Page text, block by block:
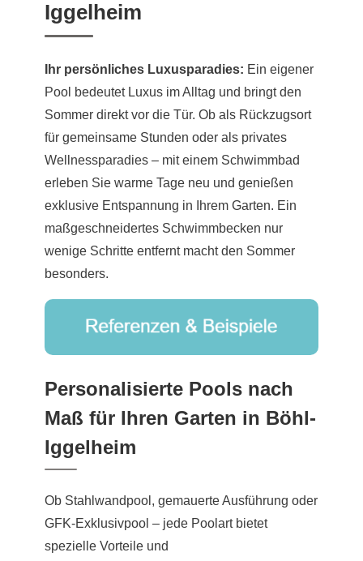
Iggelheim
Ihr persönliches Luxusparadies: Ein eigener
Pool bedeutet Luxus im Alltag und bringt den
Sommer direkt vor die Tür. Ob als Rückzugsort
für gemeinsame Stunden oder als privates
Wellnessparadies – mit einem Schwimmbad
erleben Sie warme Tage neu und genießen
exklusive Entspannung in Ihrem Garten. Ein
maßgeschneidertes Schwimmbecken nur
wenige Schritte entfernt macht den Sommer
besonders.
Personalisierte Pools nach
Maß für Ihren Garten in Böhl-
Iggelheim
Ob Stahlwandpool, gemauerte Ausführung oder
GFK-Exklusivpool – jede Poolart bietet
spezielle Vorteile und